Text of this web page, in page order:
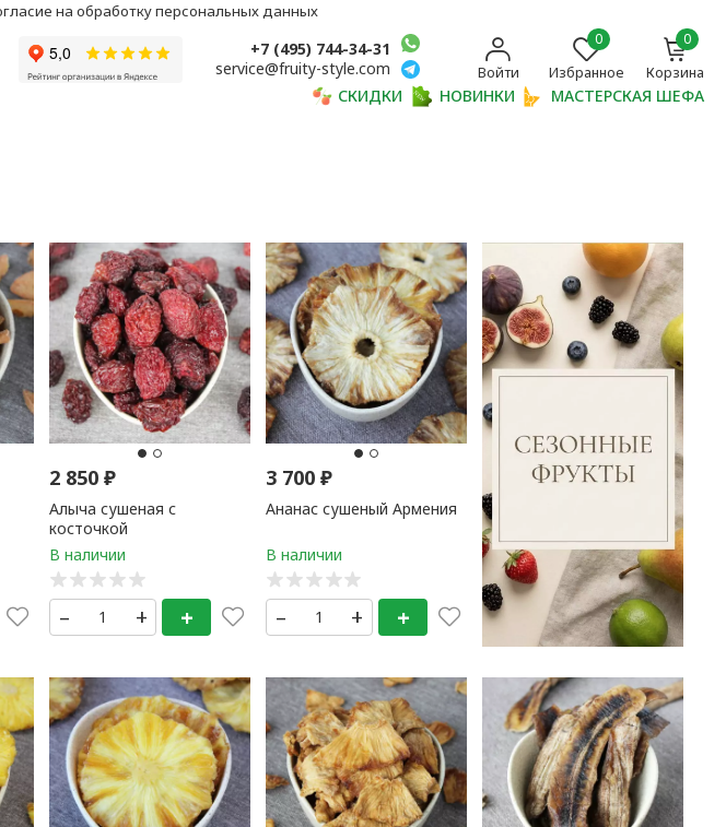
на обработку персональных данных
+7 (495) 744-34-31
service@fruity-style.com
Войти
0
Избранное
0
Корзина
СКИДКИ НОВИНКИ
МАСТЕРСКАЯ ШЕФА
2 850₽
Алыча сушеная с
косточкой
– + +
3 700 ₽
Ананас сушеный Армения
– + +